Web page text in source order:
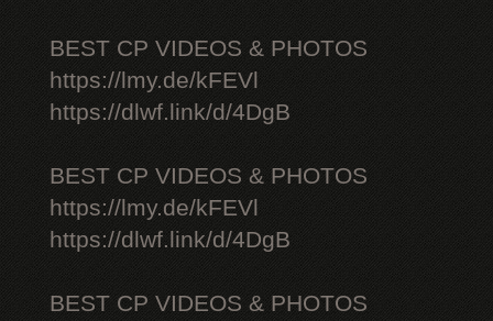
BEST CP VIDEOS & PHOTOS
https://lmy.de/kFEVl
https://dlwf.link/d/4DgB
BEST CP VIDEOS & PHOTOS
https://lmy.de/kFEVl
https://dlwf.link/d/4DgB
BEST CP VIDEOS & PHOTOS